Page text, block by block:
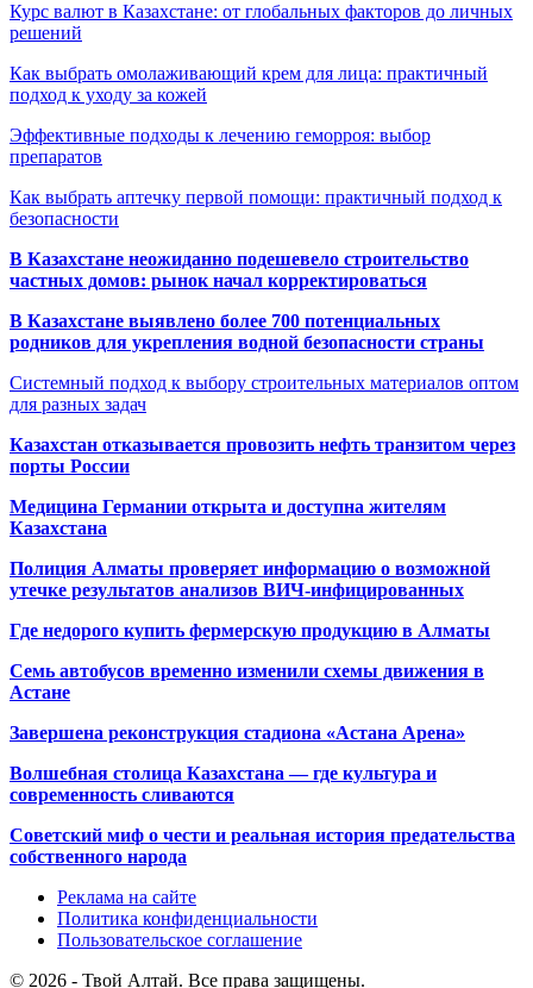
Курс валют в Казахстане: от глобальных факторов до личных
решений
Как выбрать омолаживающий крем для лица: практичный
подход к уходу за кожей
Эффективные подходы к лечению геморроя: выбор
препаратов
Как выбрать аптечку первой помощи: практичный подход к
безопасности
В Казахстане неожиданно подешевело строительство
частных домов: рынок начал корректироваться
В Казахстане выявлено более 700 потенциальных
родников для укрепления водной безопасности страны
Системный подход к выбору строительных материалов оптом
для разных задач
Казахстан отказывается провозить нефть транзитом через
порты России
Медицина Германии открыта и доступна жителям
Казахстана
Полиция Алматы проверяет информацию о возможной
утечке результатов анализов ВИЧ-инфицированных
Где недорого купить фермерскую продукцию в Алматы
Семь автобусов временно изменили схемы движения в
Астане
Завершена реконструкция стадиона «Астана Арена»
Волшебная столица Казахстана — где культура и
современность сливаются
Советский миф о чести и реальная история предательства
собственного народа
Реклама на сайте
Политика конфиденциальности
Пользовательское соглашение
© 2026 - Твой Алтай. Все права защищены.